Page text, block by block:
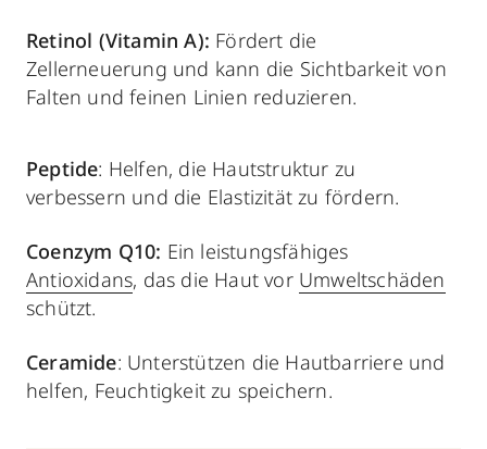
Retinol (Vitamin A): Fördert die
Zellerneuerung und kann die Sichtbarkeit von
Falten und feinen Linien reduzieren.
Peptide: Helfen, die Hautstruktur zu
verbessern und die Elastizität zu fördern.
Coenzym Q10: Ein leistungsfähiges
Antioxidans, das die Haut vor Umweltschäden
schützt.
Ceramide: Unterstützen die Hautbarriere und
helfen, Feuchtigkeit zu speichern.